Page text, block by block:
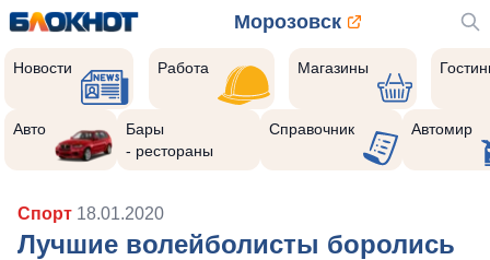
Морозовск
Новости Работа Магазины
Авто
Бары
- рестораны
Справочник Автомир
Спорт 18.01.2020
Лучшие волейболисты боролись